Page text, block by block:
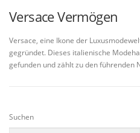
Versace Vermögen
Versace, eine Ikone der
gegründet. Dieses italienische
gefunden und zählt zu den führenden
Suchen